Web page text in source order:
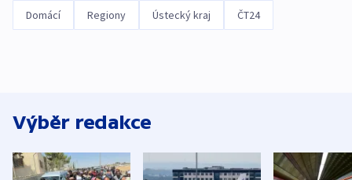
Domácí Regiony Ústecký kraj ČT24
Výběr redakce